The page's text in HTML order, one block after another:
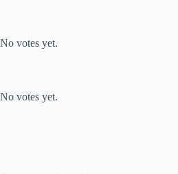
No votes yet.
No votes yet.